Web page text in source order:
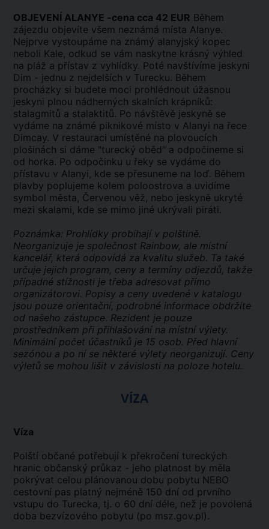
OBJEVENÍ ALANYE -cena cca 42 EUR Během
zájezdu objevíte všem neznámá místa Alanye.
Nejprve vystoupáme na známý alanyjský kopec
neboli Kale, odkud se vám naskytne krásný výhled
na pláž a přístav z vyhlídky. Poté navštívíme jeskyni
Dim - jednu z nejdelších v Turecku. Během
procházky si budete moci prohlédnout úžasnou
jeskyni plnou nádherných skalních krápníků:
stalagmitů a stalaktitů. Po návštěvě jeskyně se
vydáme na známé piknikové místo v Alanyi na řece
Dimcay. V restauraci umístěné na plovoucích
plošinách si dáme "turecký oběd" a odpočineme si
od horka. Po odpočinku u řeky se vydáme do
přístavu v Alanyi, kde se přesuneme na loď. Během
plavby poplujeme kolem poloostrova a uvidíme
symbol města, Červenou věž, nebo jeskyně ukryté
mezi skalami, kde se mimo jiné ukrývali piráti.
Poznámka: Prohlídky probíhají v polštině.
Neorganizuje je společnost Rainbow, ale místní
kancelář, která odpovídá za kvalitu služeb. Ta také
určuje jejich program, ceny a termíny odjezdů, takže
případné stížnosti je třeba adresovat přímo
organizátorovi. Popisy a ceny uvedené v katalogu
jsou pouze orientační, podrobné informace obdržíte
od našeho zástupce. Rezident je pouze
prostředníkem při přihlašování na místní výlety.
Minimální počet účastníků je 15 osob. Před hlavní
sezónou a po ní se některé výlety neorganizují. Ceny
výletů se mohou lišit v závislosti na poloze hotelu.
VÍZA
Víza
Polští občané potřebují k překročení tureckých
hranic občanský průkaz - jeho platnost by měla
pokrývat celou plánovanou dobu pobytu NEBO
cestovní pas platný nejméně 150 dní od prvního
vstupu do Turecka, tj. o 60 dní déle, než je povolená
doba bezvízového pobytu (po msz.gov.pl).